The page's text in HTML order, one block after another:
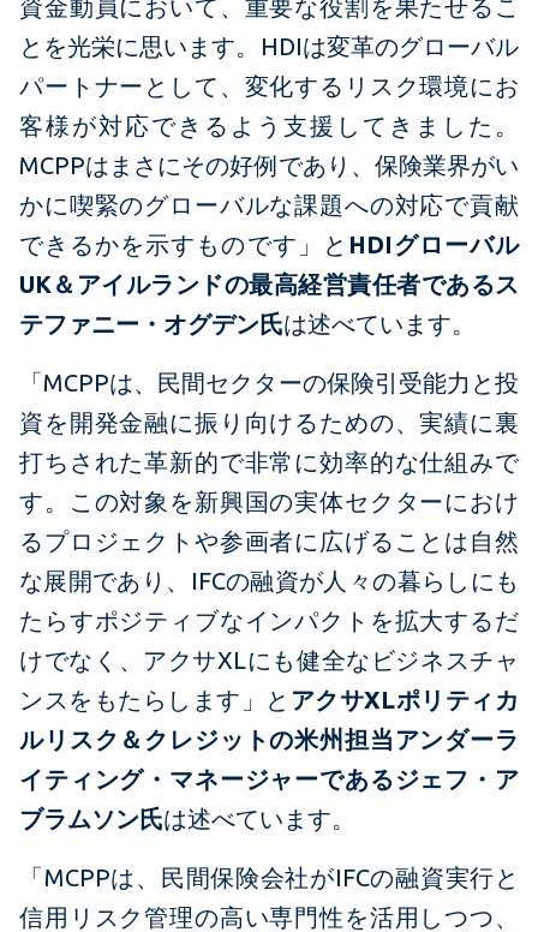
資金動員において、重要な役割を果たせるこ
とを光栄に思います。HDIは変革のグローバル
パートナーとして、変化するリスク環境にお
客様が対応できるよう支援してきました。
MCPPはまさにその好例であり、保険業界がい
かに喫緊のグローバルな課題への対応で貢献
できるかを示すものです」と HDIグローバル
UK＆アイルランドの最高経営責任者であるス
テファニー・オグデン氏は述べています。
「MCPPは、民間セクターの保険引受能力と投
資を開発金融に振り向けるための、実績に裏
打ちされた革新的で非常に効率的な仕組みで
す。この対象を新興国の実体セクターにおけ
るプロジェクトや参画者に広げることは自然
な展開であり、IFCの融資が人々の暮らしにも
たらすポジティブなインパクトを拡大するだ
けでなく、アクサXLにも健全なビジネスチャ
ンスをもたらします」と アクサXLポリティカ
ルリスク＆クレジットの米州担当アンダーラ
イティング・マネージャーであるジェフ・ア
ブラムソン氏は述べています。
「MCPPは、民間保険会社がIFCの融資実行と
信用リスク管理の高い専門性を活用しつつ、